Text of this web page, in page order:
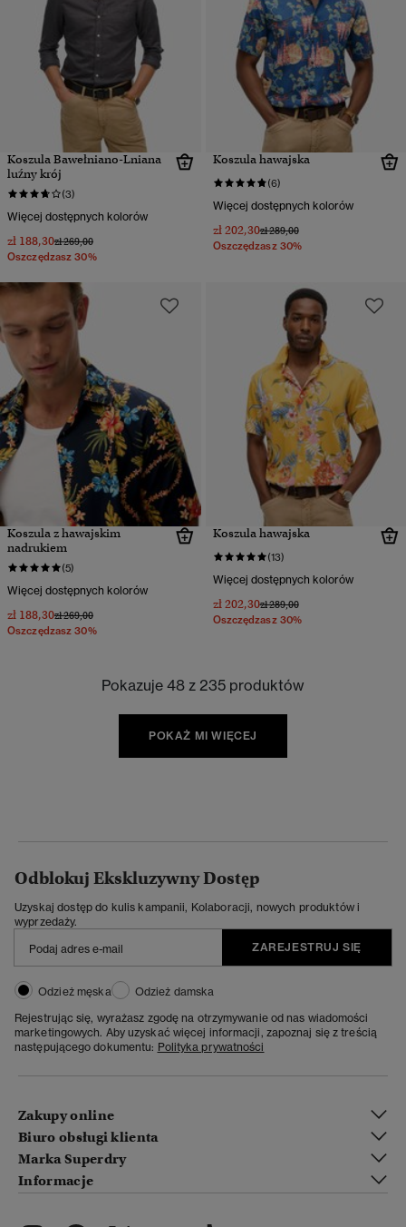
Koszula Bawełniano-Lniana
luźny krój
(3)
Więcej dostępnych kolorów
zł 188,30Cena obniżona od
zł 269,00do
Oszczędzasz 30%
Koszula hawajska
(6)
Więcej dostępnych kolorów
zł 202,30Cena obniżona od
zł 289,00do
Oszczędzasz 30%
Koszula z hawajskim
nadrukiem
(5)
Więcej dostępnych kolorów
zł 188,30Cena obniżona od
zł 269,00do
Oszczędzasz 30%
Koszula hawajska
(13)
Więcej dostępnych kolorów
zł 202,30Cena obniżona od
zł 289,00do
Oszczędzasz 30%
Pokazuje 48 z 235 produktów
POKAŻ MI WIĘCEJ
Odblokuj Ekskluzywny Dostęp
Uzyskaj dostęp do kulis kampanii, Kolaboracji, nowych produktów i
wyprzedaży.
ZAREJESTRUJ SIĘ
Odzież męska
Odzież damska
Rejestrując się, wyrażasz zgodę na otrzymywanie od nas wiadomości
marketingowych. Aby uzyskać więcej informacji, zapoznaj się z treścią
następującego dokumentu: Polityka prywatności
Zakupy online
Biuro obsługi klienta
Marka Superdry
Informacje